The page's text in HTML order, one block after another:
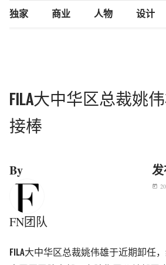
独家 商业 人物 设计
FILA大中华区总裁姚
接棒
By
FN团队
today
FILA大中华区总裁姚伟雄于近期卸任